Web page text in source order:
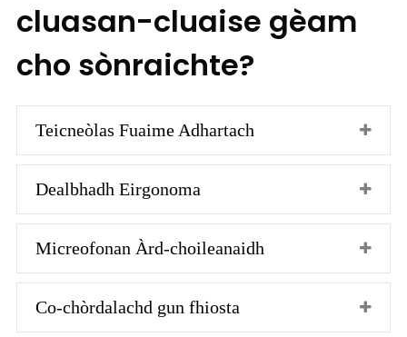
cluasan-cluaise gèam
cho sònraichte?
Teicneòlas Fuaime Adhartach
Dealbhadh Eirgonoma
Micreofonan Àrd-choileanaidh
Co-chòrdalachd gun fhiosta